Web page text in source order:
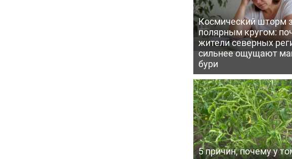
Космический шторм
полярным кругом:
жители северных
сильнее ощущают
бури
5 причин, почему у